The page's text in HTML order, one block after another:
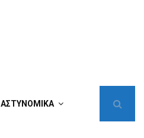
ΑΣΤΥΝΟΜΙΚΑ